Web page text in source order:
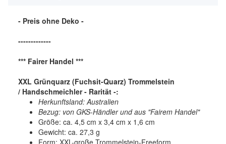
- Preis ohne Deko -
-------------
*** Fairer Handel ***
XXL Grünquarz (Fuchsit-Quarz) Trommelstein
/ Handschmeichler - Rarität -:
Herkunftsland: Australien
Bezug: von GKS-Händler und aus "Fairem Handel"
Größe: ca. 4,5 cm x 3,4 cm x 1,6 cm
Gewicht: ca. 27,3 g
Form: XXL-große Trommelstein-Freeform